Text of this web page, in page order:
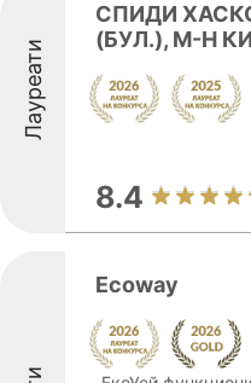
Лауреати
СПИДИ
(БУЛ.), М-Н
8.4
Ecoway